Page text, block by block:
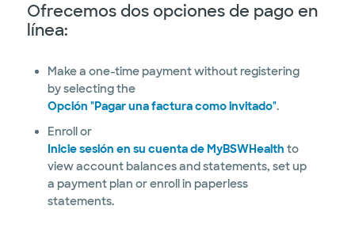
Ofrecemos dos opciones de pago en
línea:
Make a one-time payment without registering
by selecting the
Opción "Pagar una factura como invitado".
Enroll or
Inicie sesión en su cuenta de MyBSWHealth to
view account balances and statements, set up
a payment plan or enroll in paperless
statements.